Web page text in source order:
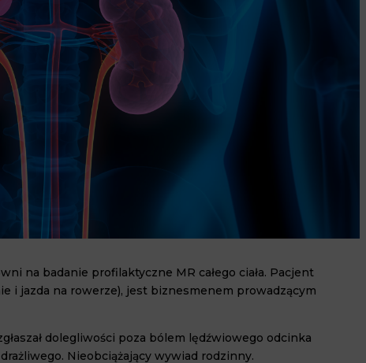
na badanie profilaktyczne MR całego ciała. Pacjent
i jazda na rowerze), jest biznesmenem prowadzącym
dolegliwości poza bólem lędźwiowego odcinka
Nieobciążający wywiad rodzinny.